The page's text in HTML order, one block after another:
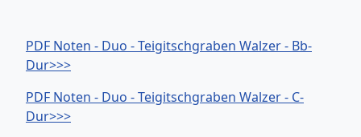
PDF Noten - Duo - Teigitschgraben Walzer - Bb-
Dur>>>
PDF Noten - Duo - Teigitschgraben Walzer - C-
Dur>>>